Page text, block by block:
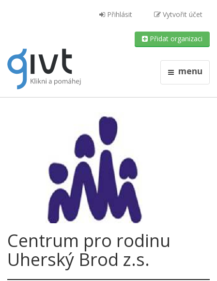
Přihlásit Vytvořit účet
Přidat organizaci
menu
Centrum pro rodinu
Uherský Brod z.s.